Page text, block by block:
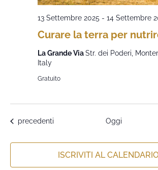
Curare la terra per
13 Settembre 2025 - 14 Settembre
La Grande ViaStr. dei Poderi,
Italy
Gratuito
Eventi
precedenti Oggi
ISCRIVITI AL